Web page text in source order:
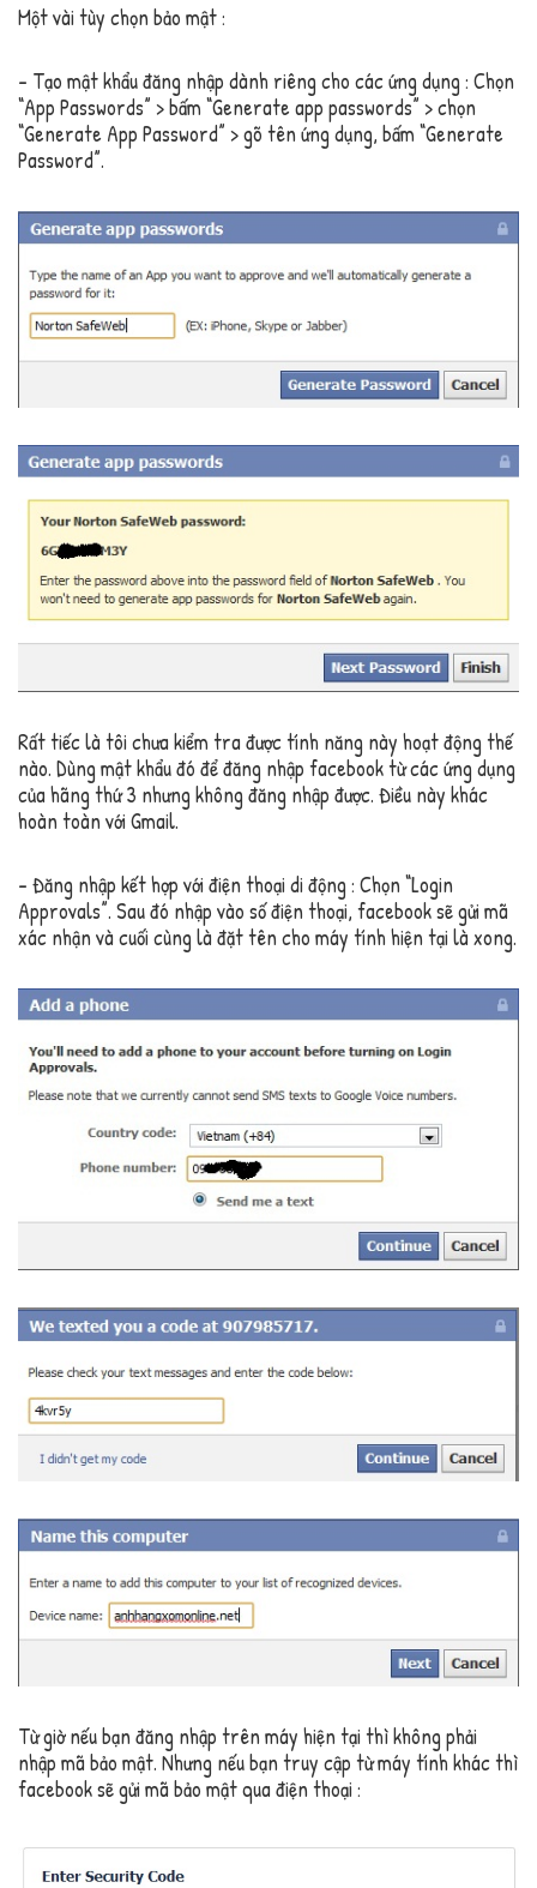
Một vài tùy chọn bảo mật :
– Tạo mật khẩu đăng nhập dành riêng cho các ứng dụng : Chọn
“App Passwords” > bấm “Generate app passwords” > chọn
“Generate App Password” > gõ tên ứng dụng, bấm “Generate
Password”.
Rất tiếc là tôi chưa kiểm tra được tính năng này hoạt động thế
nào. Dùng mật khẩu đó để đăng nhập facebook từ các ứng dụng
của hãng thứ 3 nhưng không đăng nhập được. Điều này khác
hoàn toàn với Gmail.
– Đăng nhập kết hợp với điện thoại di động : Chọn “Login
Approvals”. Sau đó nhập vào số điện thoại, facebook sẽ gửi mã
xác nhận và cuối cùng là đặt tên cho máy tính hiện tại là xong.
Từ giờ nếu bạn đăng nhập trên máy hiện tại thì không phải
nhập mã bảo mật. Nhưng nếu bạn truy cập từ máy tính khác thì
facebook sẽ gửi mã bảo mật qua điện thoại :